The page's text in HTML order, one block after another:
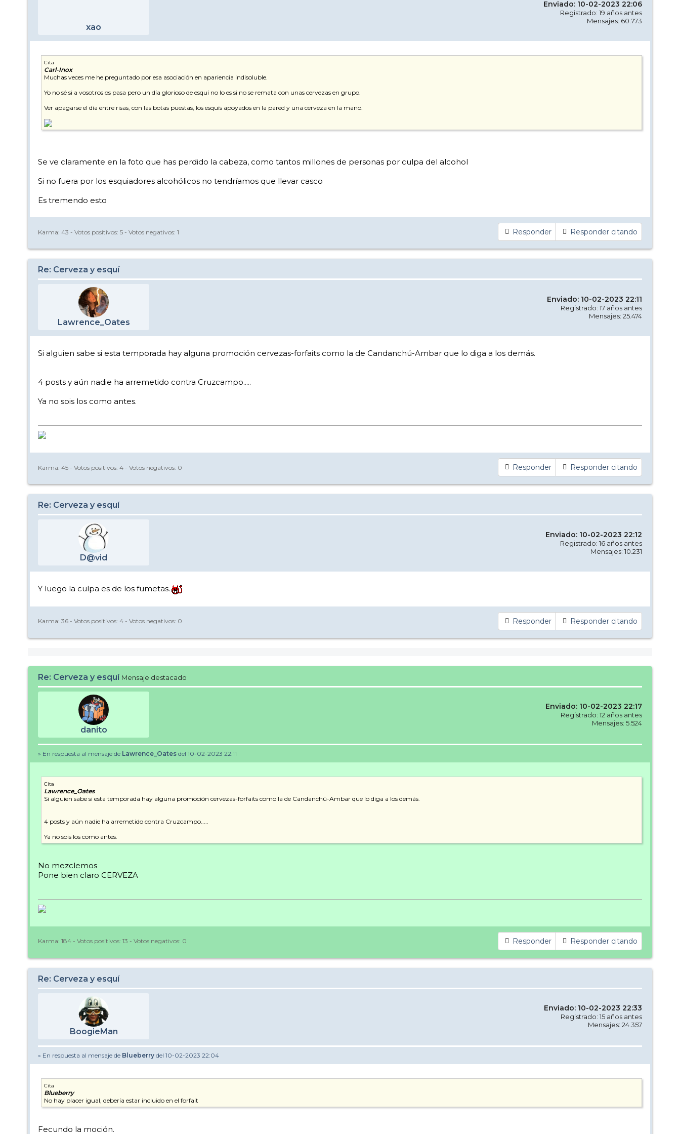
xao
Enviado: 10-02-2023 22:06
Registrado: 19 años antes
Mensajes: 60.773
Cita
Carl-Inox
Muchas veces me he preguntado por esa asociación en apariencia indisoluble.
Yo no sé si a vosotros os pasa pero un día glorioso de esquí no lo es si no se remata con unas cervezas en grupo.
Ver apagarse el día entre risas, con las botas puestas, los esquís apoyados en la pared y una cerveza en la mano.
Se ve claramente en la foto que has perdido la cabeza, como tantos millones de personas por culpa del alcohol
Si no fuera por los esquiadores alcohólicos no tendríamos que llevar casco
Es tremendo esto
Responder Responder citando
Karma: 43 - Votos positivos: 5 - Votos negativos: 1
Re: Cerveza y esquí
Lawrence_Oates
Enviado: 10-02-2023 22:11
Registrado: 17 años antes
Mensajes: 25.474
Si alguien sabe si esta temporada hay alguna promoción cervezas-forfaits como la de Candanchú-Ambar que lo diga a los demás.
4 posts y aún nadie ha arremetido contra Cruzcampo.....
Ya no sois los como antes.
Responder Responder citando
Karma: 45 - Votos positivos: 4 - Votos negativos: 0
Re: Cerveza y esquí
D@vid
Enviado: 10-02-2023 22:12
Registrado: 16 años antes
Mensajes: 10.231
Y luego la culpa es de los fumetas.
Responder Responder citando
Karma: 36 - Votos positivos: 4 - Votos negativos: 0
Re: Cerveza y esquí Mensaje destacado
danito
Enviado: 10-02-2023 22:17
Registrado: 12 años antes
Mensajes: 5.524
» En respuesta al mensaje de Lawrence_Oates del 10-02-2023 22:11
Cita
Lawrence_Oates
Si alguien sabe si esta temporada hay alguna promoción cervezas-forfaits como la de Candanchú-Ambar que lo diga a los demás.
4 posts y aún nadie ha arremetido contra Cruzcampo.....
Ya no sois los como antes.
No mezclemos
Pone bien claro CERVEZA
Responder Responder citando
Karma: 184 - Votos positivos: 13 - Votos negativos: 0
Re: Cerveza y esquí
BoogieMan
Enviado: 10-02-2023 22:33
Registrado: 15 años antes
Mensajes: 24.357
» En respuesta al mensaje de Blueberry del 10-02-2023 22:04
Cita
Blueberry
No hay placer igual, debería estar incluido en el forfait
Fecundo la moción.